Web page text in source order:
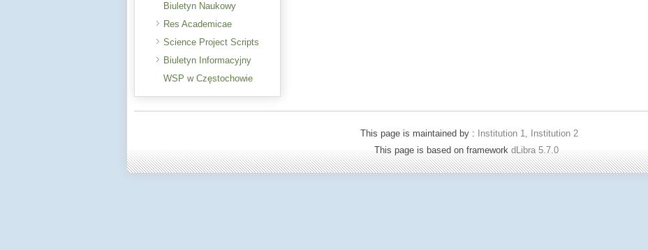
Biuletyn Naukowy
Res Academicae
Science Project Scripts
Biuletyn Informacyjny
WSP w Częstochowie
This page is maintained by :
Institution 1, Institution 2
This page is based on framework dLibra 5.7.0